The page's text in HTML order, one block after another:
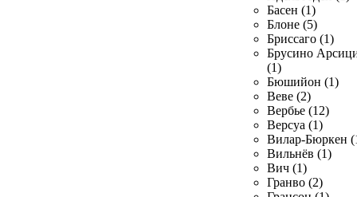
Басен (1)
Блоне (5)
Бриссаго (1)
Брусино
(1)
Бюшийон (1)
Веве (2)
Вербье (12)
Версуа (1)
Вилар-Бюркен
Вильнёв (1)
Вич (1)
Гранво (2)